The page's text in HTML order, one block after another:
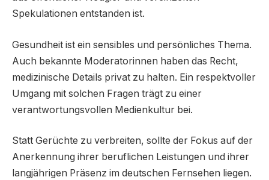
Spekulationen entstanden ist.
Gesundheit ist ein sensibles und persönliches Thema.
Auch bekannte Moderatorinnen haben das Recht,
medizinische Details privat zu halten. Ein respektvoller
Umgang mit solchen Fragen trägt zu einer
verantwortungsvollen Medienkultur bei.
Statt Gerüchte zu verbreiten, sollte der Fokus auf der
Anerkennung ihrer beruflichen Leistungen und ihrer
langjährigen Präsenz im deutschen Fernsehen liegen.